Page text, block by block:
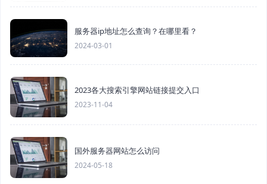
服务器ip地址怎么查询？在哪里看？
2024-03-01
2023各大搜索引擎网站链接提交入口
2023-11-04
国外服务器网站怎么访问
2024-05-18